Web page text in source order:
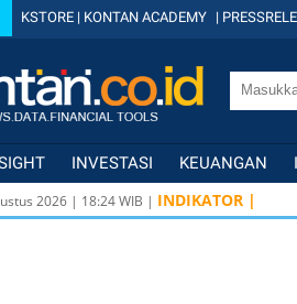
KSTORE | KONTAN ACADEMY |
INVESTASI KEUANGAN
2026 | 18:24WIB | INDIKATOR |